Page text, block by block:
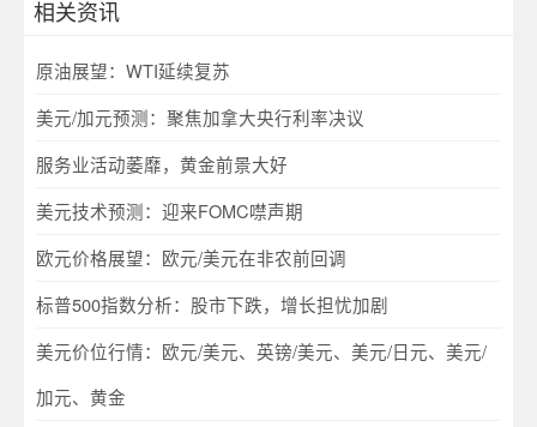
相关资讯
原油展望：WTI延续复苏
美元/加元预测：聚焦加拿大央行利率决议
服务业活动萎靡，黄金前景大好
美元技术预测：迎来FOMC噤声期
欧元价格展望：欧元/美元在非农前回调
标普500指数分析：股市下跌，增长担忧加剧
美元价位行情：欧元/美元、英镑/美元、美元/日元、美元/
加元、黄金